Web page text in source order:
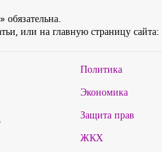
или на главную страницу сайта:
Политика
Экономика
Защита прав
ЖКХ